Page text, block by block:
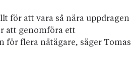
för att vara så nära uppdragen
att genomföra ett
flera nätägare, säger Tomas